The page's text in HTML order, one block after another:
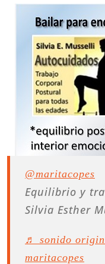
@maritacopes
Equilibrio y
Silvia Esther
♬ sonido
maritacopes